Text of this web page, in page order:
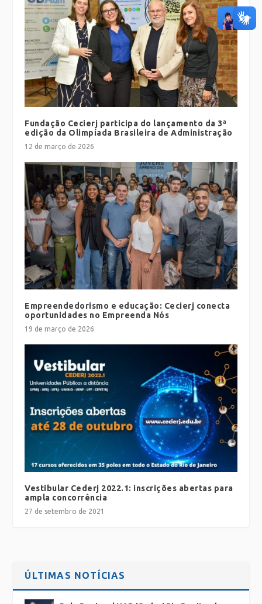
Fundação Cecierj participa do lançamento da 3ª
edição da Olimpíada Brasileira de Administração
12 de março de 2026
Empreendedorismo e educação: Cecierj conecta
oportunidades no Empreenda Nós
19 de março de 2026
Vestibular Cederj 2022.1: inscrições abertas para
ampla concorrência
27 de setembro de 2021
ÚLTIMAS NOTÍCIAS